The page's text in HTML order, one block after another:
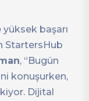
başarı
StartersHub
, “Bugün
konuşurken,
Dijital